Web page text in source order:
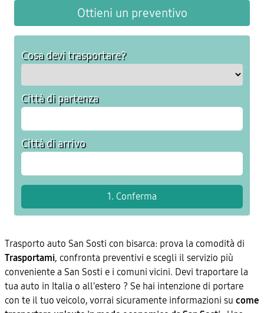
Ottieni un preventivo
Cosa devi trasportare?
Città di partenza
Città di arrivo
Trasporto auto San Sosti con bisarca: prova la comodità di
Trasportami, confronta preventivi e scegli il servizio più
conveniente a San Sosti e i comuni vicini. Devi traportare la
tua auto in Italia o all'estero ? Se hai intenzione di portare
con te il tuo veicolo, vorrai sicuramente informazioni su come